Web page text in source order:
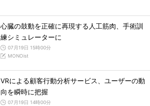
心臓の鼓動を正確に再現する人工筋肉、手術訓
練シミュレーターに
07月19日 15時00分
MONOist
VRによる顧客行動分析サービス、ユーザーの動
向を瞬時に把握
07月19日 14時00分